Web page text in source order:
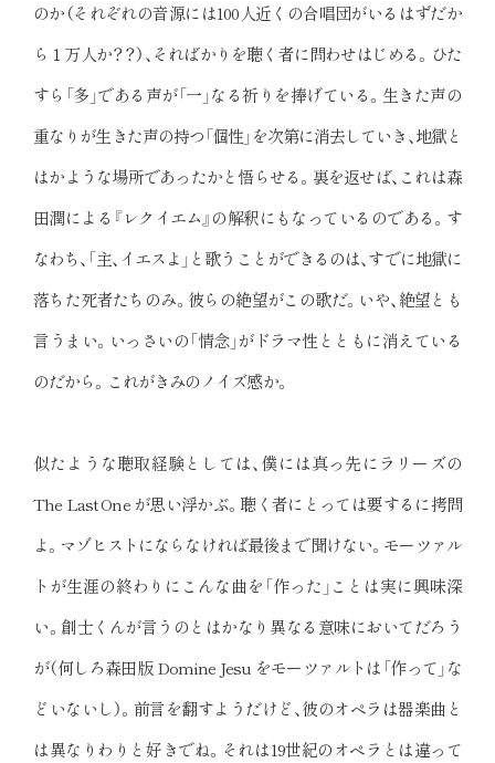
のか（それぞれの音源には100人近くの合唱団がいるはずだか
ら１万人か？？）、そればかりを聴く者に問わせはじめる。ひた
すら「多」である声が「一」なる祈りを捧げている。生きた声の
重なりが生きた声の持つ「個性」を次第に消去していき、地獄と
はかような場所であったかと悟らせる。裏を返せば、これは森
田潤による『レクイエム』の解釈にもなっているのである。す
なわち、「主、イエスよ」と歌うことができるのは、すでに地獄に
落ちた死者たちのみ。彼らの絶望がこの歌だ。いや、絶望とも
言うまい。いっさいの「情念」がドラマ性とともに消えている
のだから。これがきみのノイズ感か。
似たような聴取経験としては、僕には真っ先にラリーズの
The Last One が思い浮かぶ。聴く者にとっては要するに拷問
よ。マゾヒストにならなければ最後まで聞けない。モーツァル
トが生涯の終わりにこんな曲を「作った」ことは実に興味深
い。創士くんが言うのとはかなり異なる意味においてだろう
が（何しろ森田版 Domine Jesu をモーツァルトは「作って」な
どいないし）。前言を翻すようだけど、彼のオペラは器楽曲と
は異なりわりと好きでね。それは19世紀のオペラとは違って